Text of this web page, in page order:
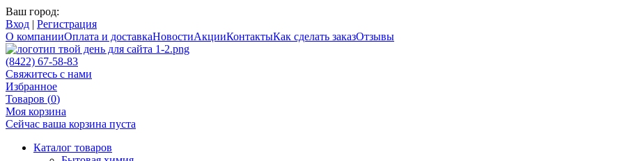
Ваш город:
Вход | Регистрация
О компанииОплата и доставкаНовостиАкцииКонтактыКак сделать заказОтзывы
(8422) 67-58-83
Свяжитесь с нами
Избранное
Товаров (0)
Моя корзина
Сейчас ваша корзина пуста
Каталог товаров